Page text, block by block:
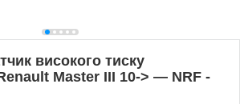
високого тиску
Master III 10-> — NRF -